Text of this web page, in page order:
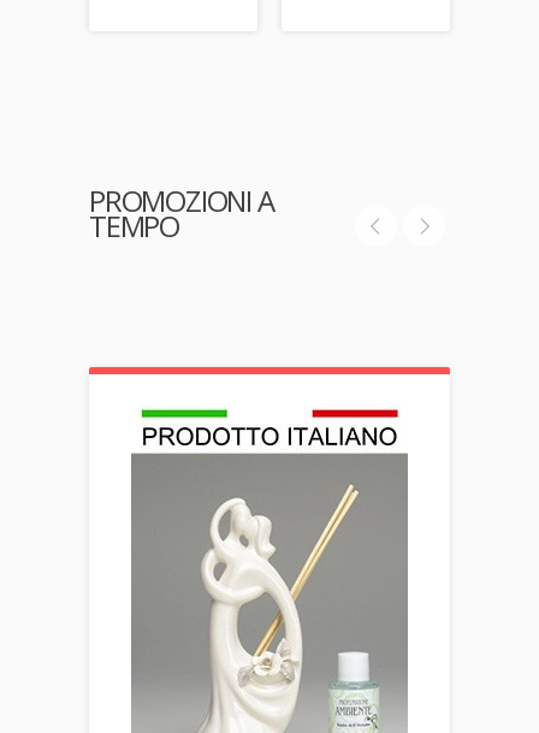
PROMOZIONI A
TEMPO